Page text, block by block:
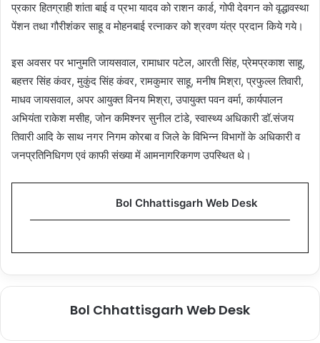
प्रकार हितग्राही शांता बाई व प्रभा यादव को राशन कार्ड, गोपी देवगन को वृद्धावस्था
पेंशन तथा गौरीशंकर साहू व मोहनबाई रत्नाकर को श्रवण यंत्र प्रदान किये गये।
इस अवसर पर भानुमति जायसवाल, रामाधार पटेल, आरती सिंह, प्रेमप्रकाश साहू,
बहत्तर सिंह कंवर, मुकुंद सिंह कंवर, रामकुमार साहू, मनीष मिश्रा, प्रफुल्ल तिवारी,
माधव जायसवाल, अपर आयुक्त विनय मिश्रा, उपायुक्त पवन वर्मा, कार्यपालन
अभियंता राकेश मसीह, जोन कमिश्नर सुनील टांडे, स्वास्थ्य अधिकारी डॉ.संजय
तिवारी आदि के साथ नगर निगम कोरबा व जिले के विभिन्न विभागों के अधिकारी व
जनप्रतिनिधिगण एवं काफी संख्या में आमनागरिकगण उपस्थित थे।
Bol Chhattisgarh Web Desk
Bol Chhattisgarh Web Desk